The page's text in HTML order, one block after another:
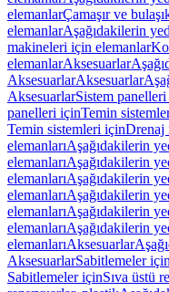
elemanlarÇamaşır ve
elemanlarAşağıdakilerin
makineleri için elemanlar
elemanlarAksesuarlar
AksesuarlarAksesuarlar
AksesuarlarSistem
panelleri içinTemin
Temin sistemleri içinDrenaj
elemanlarıAşağıdakilerin
elemanlarıAşağıdakilerin
elemanlarıAşağıdakilerin
elemanlarıAşağıdakilerin
elemanlarıAşağıdakilerin
elemanlarıAşağıdakilerin
elemanlarıAksesuarlar
AksesuarlarSabitlemeler için
Sabitlemeler içinSıva üstü